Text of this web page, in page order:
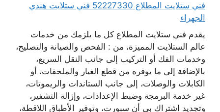
فني ستلايت المطلاع 52227330 فني ستلايت هندي
الجهراء
يقدم فني ستلايت المطلاع كل ما يلزمك من خدمات
عالم الستلايت المميزة، من : الفحص والصيانة والتصليح،
وخدمات الفك أو التركيب إلى جانب النقل السريع،
بالإضافة إلى ما يوفره من قطع الغيار والملحقات، أو
الكابلات والوصلات، إلى جانب الستاندات والريموتات،
غير خدمة البرمجة وضبط الإعدادات، وإزالة التشفير،
وتجديد اشتراك بي أن سبورت، وتوفير الأطباق اللاقطة،